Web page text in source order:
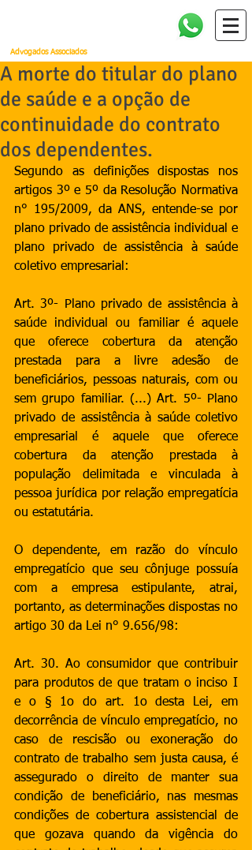
Advogados Associados
A morte do titular do plano
de saúde e a opção de
continuidade do contrato
dos dependentes.
Segundo as definições dispostas nos
artigos 3º e 5º da Resolução Normativa
n° 195/2009, da ANS, entende-se por
plano privado de assistência individual e
plano privado de assistência à saúde
coletivo empresarial:
Art. 3º- Plano privado de assistência à
saúde individual ou familiar é aquele
que oferece cobertura da atenção
prestada para a livre adesão de
beneficiários, pessoas naturais, com ou
sem grupo familiar. (...) Art. 5º- Plano
privado de assistência à saúde coletivo
empresarial é aquele que oferece
cobertura da atenção prestada à
população delimitada e vinculada à
pessoa jurídica por relação empregatícia
ou estatutária.
O dependente, em razão do vínculo
empregatício que seu cônjuge possuía
com a empresa estipulante, atrai,
portanto, as determinações dispostas no
artigo 30 da Lei n° 9.656/98:
Art. 30. Ao consumidor que contribuir
para produtos de que tratam o inciso I
e o § 1o do art. 1o desta Lei, em
decorrência de vínculo empregatício, no
caso de rescisão ou exoneração do
contrato de trabalho sem justa causa, é
assegurado o direito de manter sua
condição de beneficiário, nas mesmas
condições de cobertura assistencial de
que gozava quando da vigência do